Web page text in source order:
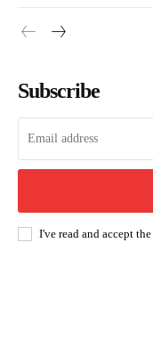
Subscribe
I've read and accept the